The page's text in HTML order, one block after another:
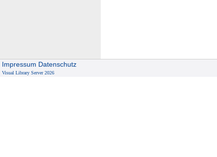
Impressum Datenschutz
Visual Library Server 2026